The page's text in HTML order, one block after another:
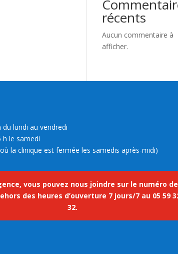
récents
Aucun commentaire à
afficher.
lundi au vendredi
h le samedi
la clinique est fermée les samedis après-midi)
vous pouvez nous joindre sur le numéro
des heures d’ouverture 7 jours/7 au 05 59
32.